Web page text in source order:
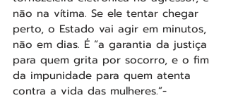
não na vítima. Se ele tentar chegar
perto, o Estado vai agir em minutos,
não em dias. É “a garantia da justiça
para quem grita por socorro, e o fim
da impunidade para quem atenta
contra a vida das mulheres.”-